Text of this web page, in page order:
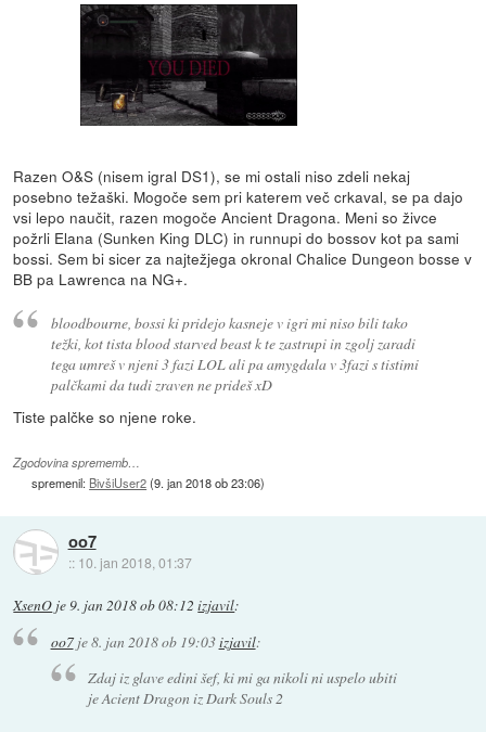
Razen O&S (nisem igral DS1), se mi ostali niso zdeli nekaj
posebno težaški. Mogoče sem pri katerem več crkaval, se pa dajo
vsi lepo naučit, razen mogoče Ancient Dragona. Meni so živce
požrli Elana (Sunken King DLC) in runnupi do bossov kot pa sami
bossi. Sem bi sicer za najtežjega okronal Chalice Dungeon bosse v
BB pa Lawrenca na NG+.
bloodbourne, bossi ki pridejo kasneje v igri mi niso bili tako
težki, kot tista blood starved beast k te zastrupi in zgolj zaradi
tega umreš v njeni 3 fazi LOL ali pa amygdala v 3fazi s tistimi
palčkami da tudi zraven ne prideš xD
Tiste palčke so njene roke.
Zgodovina sprememb…
spremenil: BivšiUser2(9. jan 2018 ob 23:06)
oo7
:: 10. jan 2018, 01:37
XsenO je9. jan 2018 ob 08:12 izjavil:
oo7je8. jan 2018 ob 19:03izjavil:
Zdaj iz glave edini šef, ki mi ga nikoli ni uspelo ubiti
je Acient Dragon iz Dark Souls 2